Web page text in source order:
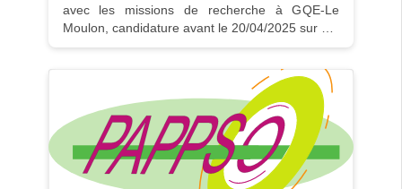
avec les missions de recherche à GQE-Le
Moulon, candidature avant le 20/04/2025 sur …